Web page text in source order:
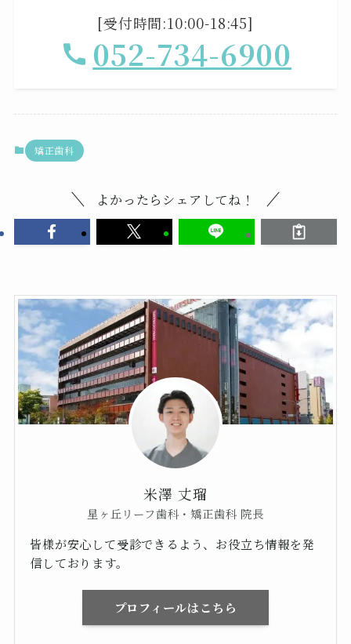
[受付時間:10:00-18:45]
052-734-6900
矯正歯科
よかったらシェアしてね！
米澤 丈瑠
星ヶ丘リーフ歯科・矯正歯科 院長
皆様が安心して受診できるよう、お役立ち情報を発
信しております。
プロフィールはこちら